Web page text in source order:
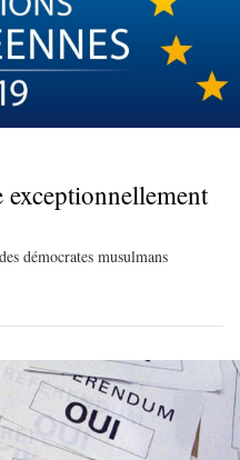
démocrates musulmans